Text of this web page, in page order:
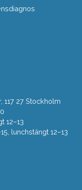
117 27 Stockholm
12–13
lunchstängt 12–13